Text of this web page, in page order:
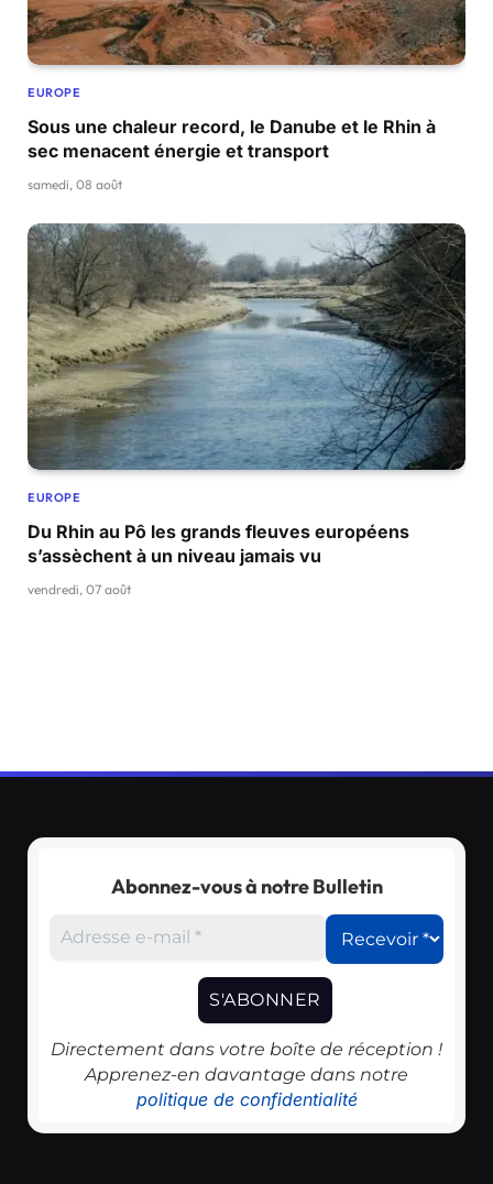
EUROPE
Sous une chaleur record, le Danube et le Rhin à
sec menacent énergie et transport
samedi, 08 août
EUROPE
Du Rhin au Pô les grands fleuves européens
s’assèchent à un niveau jamais vu
vendredi, 07 août
Abonnez-vous à notre Bulletin
Directement dans votre boîte de réception !
Apprenez-en davantage dans notre
politique de confidentialité